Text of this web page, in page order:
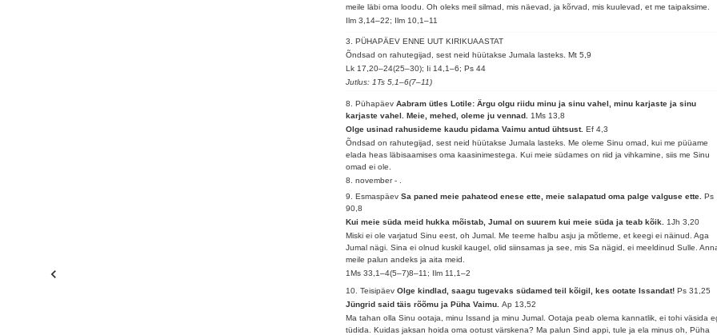
meile läbi oma loodu. Oh oleks meil silmad, mis näevad, ja kõrvad, mis kuulevad, et me taipaksime.
Ilm 3,14–22; Ilm 10,1–11
3. PÜHAPÄEV ENNE UUT KIRIKUAASTAT
Õndsad on rahutegijad, sest neid hüütakse Jumala lasteks.Mt 5,9
Lk 17,20–24(25–30); Ii 14,1–6; Ps 44
Jutlus: 1Ts 5,1–6(7–11)
8. PühapäevAabram ütles Lotile: Ärgu olgu riidu minu ja sinu vahel, minu karjaste ja sinu
karjaste vahel. Meie, mehed, oleme ju vennad. 1Ms 13,8
Olge usinad rahusideme kaudu pidama Vaimu antud ühtsust.Ef 4,3
Õndsad on rahutegijad, sest neid hüütakse Jumala lasteks. Me oleme Sinu omad, kui me püüame
elada heas läbisaamises oma kaasinimestega. Kui meie südames on riid ja vihkamine, siis me Sinu
omad ei ole.
8. november - .
9. EsmaspäevSa paned meie pahateod enese ette, meie salapatud oma palge valguse ette.Ps
90,8
Kui meie süda meid hukka mõistab, Jumal on suurem kui meie süda ja teab kõik. 1Jh 3,20
Miski ei ole varjatud Sinu eest, oh Jumal. Me teeme halbu asju ja mõtleme, et keegi ei näinud. Aga
Jumal nägi. Sina ei olnud kuskil kaugel, olid siinsamas ja see, mis Sa nägid, ei meeldinud Sulle.
meile palun andeks ja aita meid.
1Ms 33,1–4(5–7)8–11; Ilm 11,1–2
10. TeisipäevOlge kindlad, saagu tugevaks südamed teil kõigil, kes ootate Issandat!Ps 31,25
Jüngrid said täis rõõmu ja Püha Vaimu.Ap 13,52
Ma tahan olla Sinu ootaja, minu Issand ja minu Jumal. Ootaja peab olema kannatlik, ei tohi väsida
tüdida. Kuidas jaksan hoida oma ootust värskena? Ma palun Sind appi, tule ja ela minus oh, Püha